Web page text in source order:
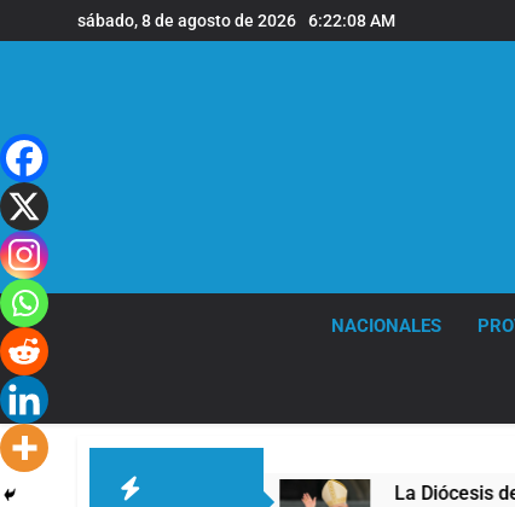
al
sábado, 8 de agosto de 2026 6:22:08 AM
NACIONALES
de Quilmes La Diócesis de